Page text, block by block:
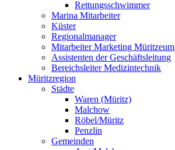
Rettungsschwimmer
Marina Mitarbeiter
Küster
Regionalmanager
Mitarbeiter Marketing Müritzeum
Assistenten der Geschäftsleitung
Bereichsleiter Medizintechnik
Müritzregion
Städte
Waren (Müritz)
Malchow
Röbel/Müritz
Penzlin
Gemeinden